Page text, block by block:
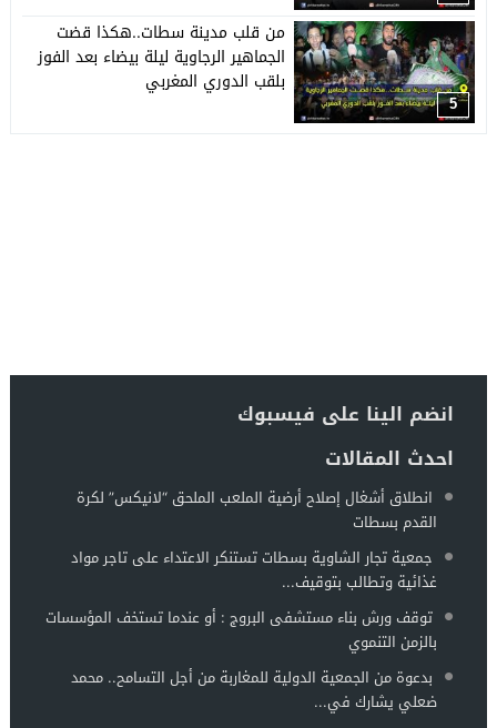
5
من قلب مدينة سطات..هكذا قضت
الجماهير الرجاوية ليلة بيضاء بعد الفوز
بلقب الدوري المغربي
انضم الينا على فيسبوك
احدث المقالات
انطلاق أشغال إصلاح أرضية الملعب الملحق “لانيكس” لكرة
القدم بسطات
جمعية تجار الشاوية بسطات تستنكر الاعتداء على تاجر مواد
غذائية وتطالب بتوقيف...
توقف ورش بناء مستشفى البروج : أو عندما تستخف المؤسسات
بالزمن التنموي
بدعوة من الجمعية الدولية للمغاربة من أجل التسامح.. محمد
ضعلي يشارك في...